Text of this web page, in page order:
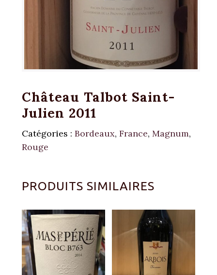
Château Talbot Saint-
Julien 2011
Catégories : Bordeaux, France, Magnum,
Rouge
PRODUITS SIMILAIRES